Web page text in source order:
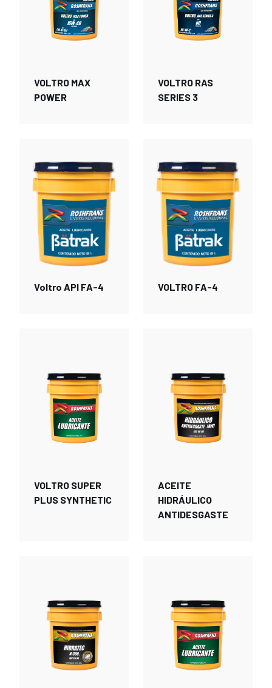
VOLTRO MAX
POWER
VOLTRO RAS
SERIES 3
Voltro API FA-4 VOLTRO FA-4
VOLTRO SUPER
PLUS SYNTHETIC
ACEITE
HIDRÁULICO
ANTIDESGASTE